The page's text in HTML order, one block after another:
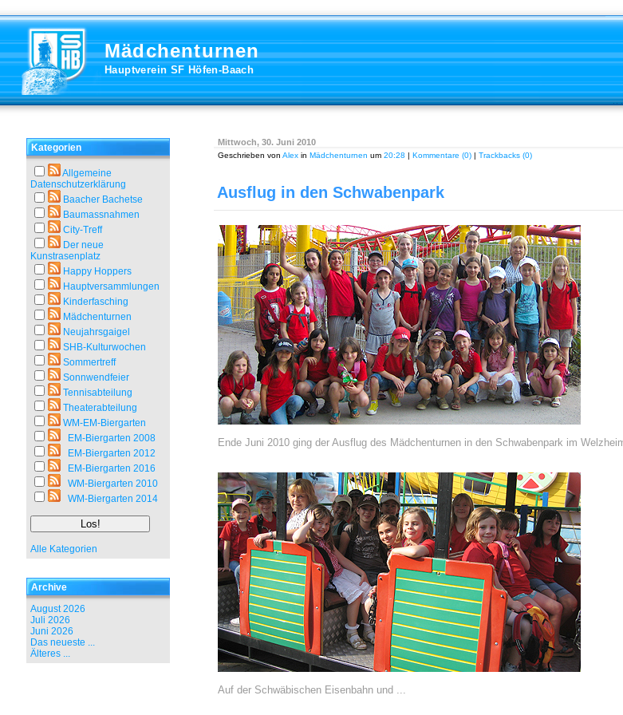
Mädchenturnen
Hauptverein SF Höfen-Baach
Kategorien
Allgemeine
Datenschutzerklärung
Baacher Bachetse
Baumassnahmen
City-Treff
Der neue
Kunstrasenplatz
Happy Hoppers
Hauptversammlungen
Kinderfasching
Mädchenturnen
Neujahrsgaigel
SHB-Kulturwochen
Sommertreff
Sonnwendfeier
Tennisabteilung
Theaterabteilung
WM-EM-Biergarten
EM-Biergarten 2008
EM-Biergarten 2012
EM-Biergarten 2016
WM-Biergarten 2010
WM-Biergarten 2014
Alle Kategorien
Archive
August 2026
Juli 2026
Juni 2026
Das neueste ...
Älteres ...
Mittwoch, 30. Juni 2010
Geschrieben von Alex in Mädchenturnen um 20:28 | Kommentare (0) | Trackbacks (0)
Ausflug in den Schwabenpark
Ende Juni 2010 ging der Ausflug des Mädchenturnen in den Schwabenpark im
Auf der Schwäbischen Eisenbahn und ...